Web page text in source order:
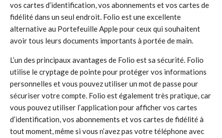
vos cartes d’identification, vos abonnements et vos cartes de
fidélité dans un seul endroit. Folio est une excellente
alternative au Portefeuille Apple pour ceux qui souhaitent
avoir tous leurs documents importants à portée de main.
L’un des principaux avantages de Folio est sa sécurité. Folio
utilise le cryptage de pointe pour protéger vos informations
personnelles et vous pouvez utiliser un mot de passe pour
sécuriser votre compte. Folio est également très pratique, car
vous pouvez utiliser l’application pour afficher vos cartes
d’identification, vos abonnements et vos cartes de fidélité à
tout moment, même si vous n’avez pas votre téléphone avec